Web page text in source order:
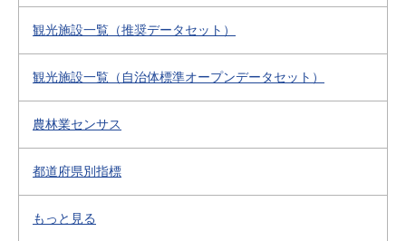
観光施設一覧（推奨データセット）
観光施設一覧（自治体標準オープンデータセット）
農林業センサス
都道府県別指標
もっと見る